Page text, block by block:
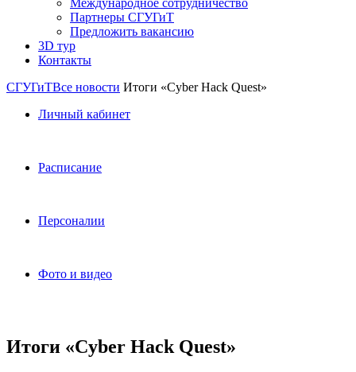
Международное сотрудничество
Партнеры СГУГиТ
Предложить вакансию
3D тур
Контакты
СГУГиТВсе новости Итоги «Cyber Hack Quest»
Личный кабинет
Расписание
Персоналии
Фото и видео
Итоги «Cyber Hack Quest»